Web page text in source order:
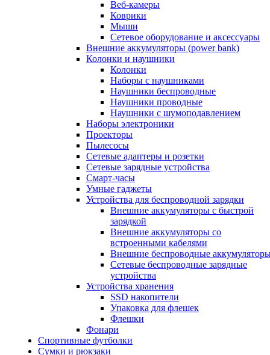
Веб-камеры
Коврики
Мыши
Сетевое оборудование и аксессуары
Внешние аккумуляторы (power bank)
Колонки и наушники
Колонки
Наборы с наушниками
Наушники беспроводные
Наушники проводные
Наушники с шумоподавлением
Наборы электроники
Проекторы
Пылесосы
Сетевые адаптеры и розетки
Сетевые зарядные устройства
Смарт-часы
Умные гаджеты
Устройства для беспроводной зарядки
Внешние аккумуляторы с быстрой
зарядкой
Внешние аккумуляторы со
встроенными кабелями
Внешние беспроводные
Сетевые беспроводные зарядные
устройства
Устройства хранения
SSD накопители
Упаковка для флешек
Флешки
Фонари
Спортивные футболки
Сумки и рюкзаки